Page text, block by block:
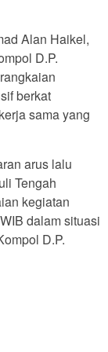
Alan Haikel,
D.P.
berkat
sama yang
arus lalu
Tengah
kegiatan
dalam situasi
D.P.